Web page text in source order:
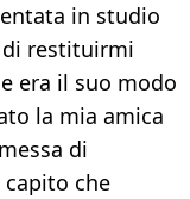
in studio
restituirmi
era il suo modo
la mia amica
di
che